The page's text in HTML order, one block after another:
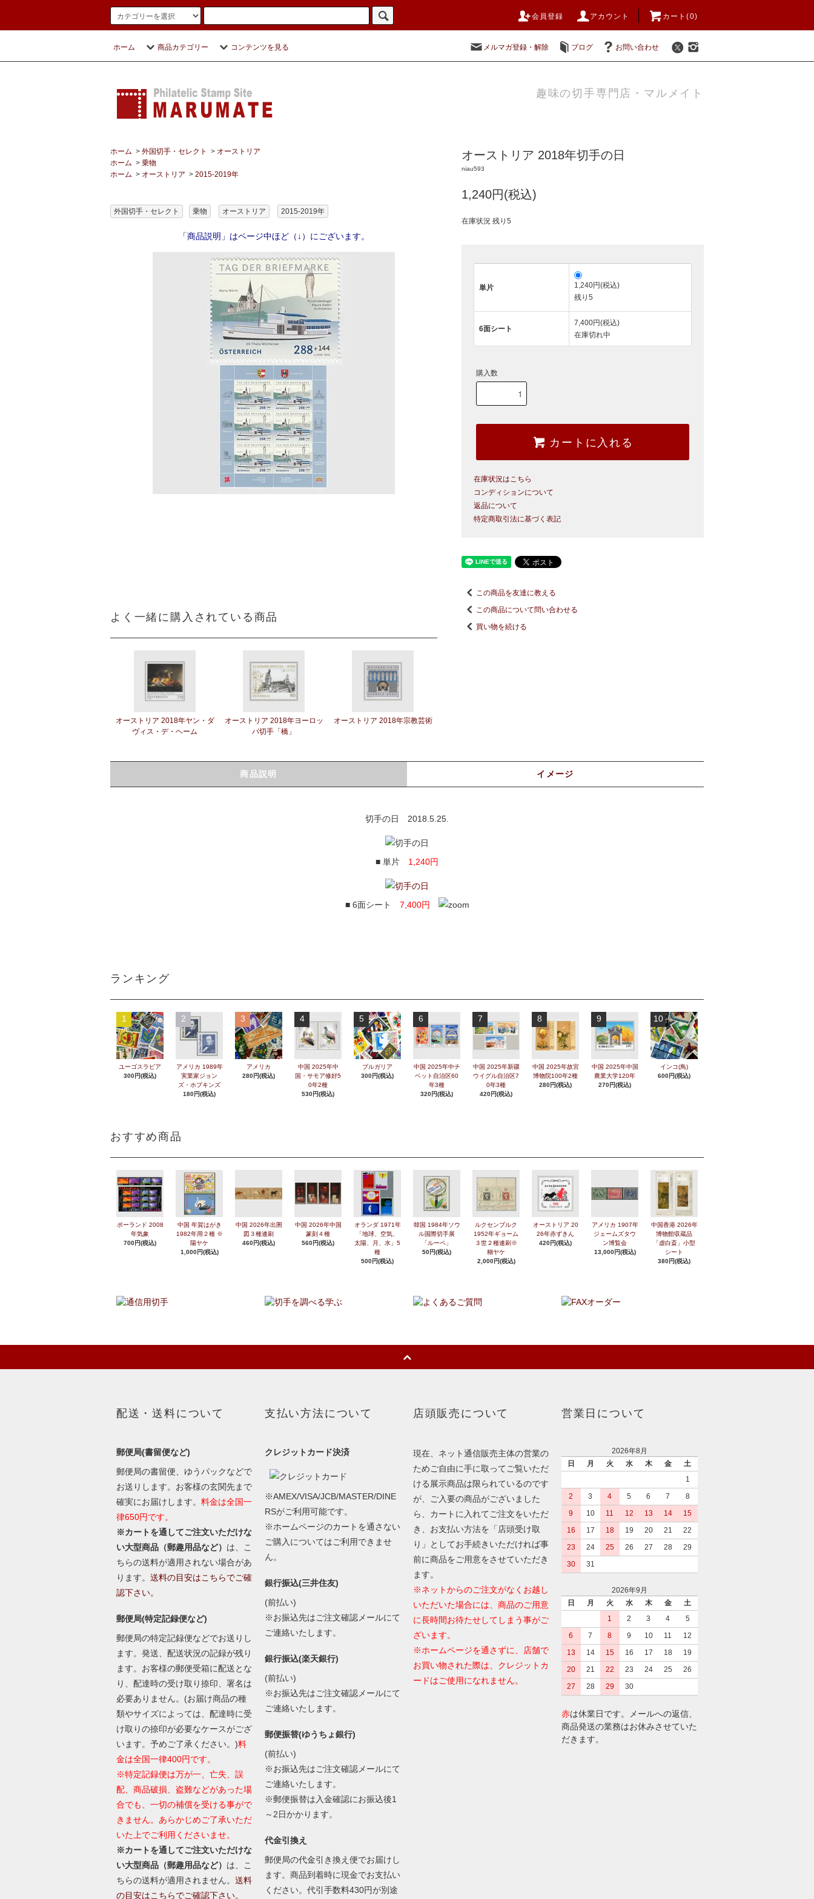
会員登録 アカウント カート(0)
ホーム 商品カテゴリー コンテンツを見る メルマガ登録・解除 ブログ お問い合わせ
趣味の切手専門店・マルメイト
ホーム > 外国切手・セレクト > オーストリア
ホーム > 乗物
ホーム > オーストリア > 2015-2019年
外国切手・セレクト 乗物 オーストリア 2015-2019年
「商品説明」はページ中ほど（↓）にございます。
よく一緒に購入されている商品
オーストリア 2018年ヤン・ダ
ヴィス・デ・ヘーム
オーストリア 2018年ヨーロッ
パ切手「橋」
オーストリア 2018年宗教芸術
オーストリア 2018年切手の日
niau593
1,240円(税込)
在庫状況 残り5
単片
1,240円(税込)
残り5
6面シート
7,400円(税込)
在庫切れ中
購入数
カートに入れる
在庫状況はこちら
コンディションについて
返品について
特定商取引法に基づく表記
この商品を友達に教える
この商品について問い合わせる
買い物を続ける
商品説明 イメージ
切手の日 2018.5.25.
■ 単片 1,240円
■ 6面シート 7,400円
ランキング
1
ユーゴスラビア
300円(税込)
2
アメリカ 1989年
実業家ジョン
ズ・ホプキンズ
180円(税込)
3
アメリカ
280円(税込)
4
中国 2025年中
国・サモア修好5
0年2種
530円(税込)
5
ブルガリア
300円(税込)
6
中国 2025年中チ
ベット自治区60
年3種
320円(税込)
7
中国 2025年新疆
ウイグル自治区7
0年3種
420円(税込)
8
中国 2025年故宮
博物院100年2種
280円(税込)
9
中国 2025年中国
農業大学120年
270円(税込)
10
インコ(鳥)
600円(税込)
おすすめ商品
ポーランド 2008
年気象
700円(税込)
中国 年賀はがき
1982年用２種 ※
陽ヤケ
1,000円(税込)
中国 2026年出圉
図３種連刷
460円(税込)
中国 2026年中国
篆刻４種
560円(税込)
オランダ 1971年
「地球、空気、
太陽、月、水」5
種
500円(税込)
韓国 1984年ソウ
ル国際切手展
「ルーペ」
50円(税込)
ルクセンブルク
1952年ギョーム
３世２種連刷※
糊ヤケ
2,000円(税込)
オーストリア 20
26年赤ずきん
420円(税込)
アメリカ 1907年
ジェームズタウ
ン博覧会
13,000円(税込)
中国香港 2026年
博物館収蔵品
「虚白斎」小型
シート
380円(税込)
配送・送料について
郵便局(書留便など)
郵便局の書留便、ゆうパックなどで
お送りします。お客様の玄関先まで
確実にお届けします。 料金は全国一
律650円です。
※カートを通してご注文いただけな
い大型商品（郵趣用品など） は、こ
ちらの送料が適用されない場合があ
ります。 送料の目安はこちらでご確
認下さい。
郵便局(特定記録便など)
郵便局の特定記録便などでお送りし
ます。発送、配送状況の記録が残り
ます。お客様の郵便受箱に配送とな
り、配達時の受け取り捺印、署名は
必要ありません。(お届け商品の種
類やサイズによっては、配達時に受
け取りの捺印が必要なケースがござ
います。予めご了承ください。)料
金は全国一律400円です。
※特定記録便は万が一、亡失、誤
配、商品破損、盗難などがあった場
合でも、一切の補償を受ける事がで
きません。あらかじめご了承いただ
いた上でご利用くださいませ。
※カートを通してご注文いただけな
い大型商品（郵趣用品など） は、こ
ちらの送料が適用されません。 送料
の目安はこちらでご確認下さい。
支払い方法について
クレジットカード決済
※AMEX/VISA/JCB/MASTER/DINE
RSがご利用可能です。
※ホームページのカートを通さない
ご購入についてはご利用できませ
ん。
銀行振込(三井住友)
(前払い)
※お振込先はご注文確認メールにて
ご連絡いたします。
銀行振込(楽天銀行)
(前払い)
※お振込先はご注文確認メールにて
ご連絡いたします。
郵便振替(ゆうちょ銀行)
(前払い)
※お振込先はご注文確認メールにて
ご連絡いたします。
※郵便振替は入金確認にお振込後1
～2日かかります。
代金引換え
郵便局の代金引き換え便でお届けし
ます。商品到着時に現金でお支払い
ください。代引手数料430円が別途
店頭販売について
現在、ネット通信販売主体の営業の
ためご自由に手に取ってご覧いただ
ける展示商品は限られているのです
が、ご入要の商品がございました
ら、カートに入れてご注文をいただ
き、お支払い方法を「店頭受け取
り」としてお手続きいただければ事
前に商品をご用意をさせていただき
ます。
※ネットからのご注文がなくお越し
いただいた場合には、商品のご用意
に長時間お待たせしてしまう事がご
ざいます。
※ホームページを通さずに、店舗で
お買い物された際は、クレジットカ
ードはご使用になれません。
営業日について
2026年8月
日
月 火 水 木 金
土
1
2
3 4 5 6 7
8
9
10 11 12 13 14
15
16
17 18 19 20 21
22
23
24 25 26 27 28
29
30
31
2026年9月
日
月 火 水 木 金
土
1
2 3 4
5
6
7 8 9 10 11
12
13
14 15 16 17 18
19
20
21 22 23 24 25
26
27
28 29 30
赤は休業日です。メールへの返信、
商品発送の業務はお休みさせていた
だきます。